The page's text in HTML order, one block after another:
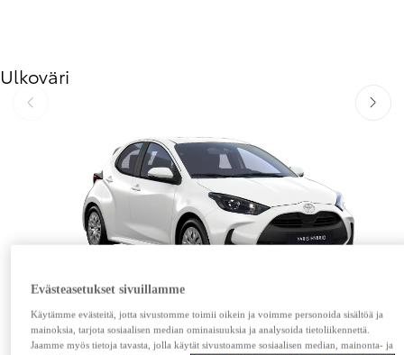
Ulkoväri
Edellinen Seuraava
Evästeasetukset sivuillamme
Käytämme evästeitä, jotta sivustomme toimii oikein ja voimme personoida sisältöä ja
mainoksia, tarjota sosiaalisen median ominaisuuksia ja analysoida tietoliikennettä.
Jaamme myös tietoja tavasta, jolla käytät sivustoamme sosiaalisen median, mainonta- ja